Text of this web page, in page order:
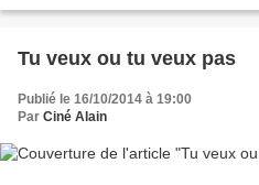
Tu veux ou tu veux pas
Publié le 16/10/2014 à 19:00
Par Ciné Alain